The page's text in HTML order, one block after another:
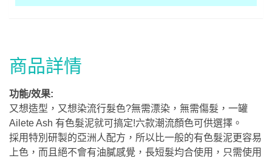
商品詳情
功能/效果:
又想造型，又想染流行髮色?無需漂染，無需傷髮，一罐
Ailete Ash 有色髮泥就可搞定!六款潮流顏色可供選擇。
採用特別研製的亞洲人配方，所以比一般的有色髮泥更容易
上色，而且絕不會有油膩感覺，長短髮均合使用，只需使用